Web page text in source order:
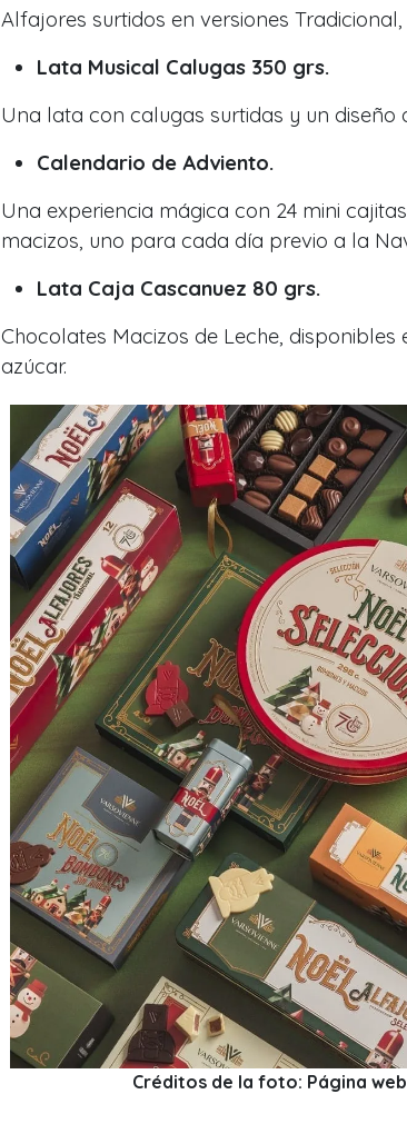
Alfajores surtidos en versiones
Lata Musical Calugas 350 grs.
Una lata con calugas surtidas y un diseño
Calendario de Adviento.
Una experiencia mágica con 24 mini
macizos, uno para cada día previo a la
Lata Caja Cascanuez 80 grs.
Chocolates Macizos de Leche,
azúcar.
Créditos de la foto: Página